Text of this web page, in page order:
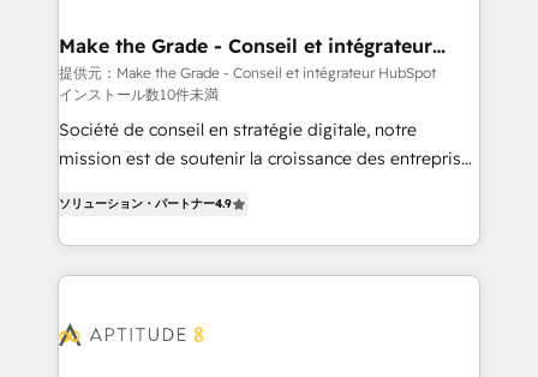
avec un engagement total, alignant processus
métiers et technologie, et guidant vos équipes à
travers le changement, tout en centrant vos objectifs
d’entreprise. Grâce à une méthodologie éprouvée
auprès de plus de 400 clients, nous comprenons
HubSpot dans votre organisation. Pour toute
question technique ou besoin de structuration de
votre projet HubSpot, contactez notre équipe pour
Make the Grade - Conseil et intégrateur
HubSpot
提供元：Make the Grade - Conseil et intégrateur HubSpot
インストール数10件未満
Société de conseil en stratégie digitale, notre
mission est de soutenir la croissance des entreprises
l'intégration CRM et le développement des revenus
auprès de vos comptes existants. En France et à
l'international, nous travaillons avec des ETI
delà d’une simple transformation digitale et des
ソリューション・パートナー4.9